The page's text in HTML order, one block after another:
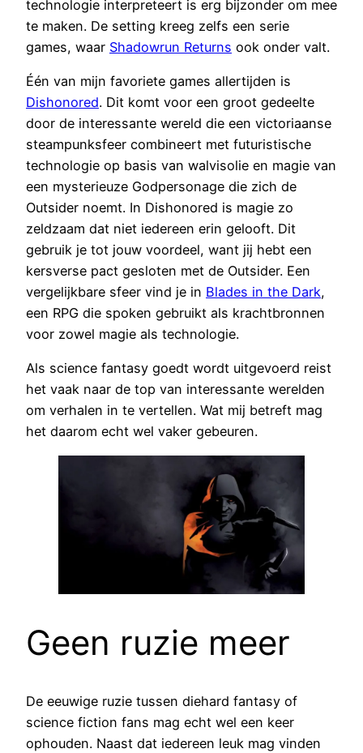
technologie interpreteert is erg bijzonder om mee
te maken. De setting kreeg zelfs een serie
games, waar Shadowrun Returns ook onder valt.
Één van mijn favoriete games allertijden is
Dishonored. Dit komt voor een groot gedeelte
door de interessante wereld die een victoriaanse
steampunksfeer combineert met futuristische
technologie op basis van walvisolie en magie van
een mysterieuze Godpersonage die zich de
Outsider noemt. In Dishonored is magie zo
zeldzaam dat niet iedereen erin gelooft. Dit
gebruik je tot jouw voordeel, want jij hebt een
kersverse pact gesloten met de Outsider. Een
vergelijkbare sfeer vind je in Blades in the Dark,
een RPG die spoken gebruikt als krachtbronnen
voor zowel magie als technologie.
Als science fantasy goedt wordt uitgevoerd reist
het vaak naar de top van interessante werelden
om verhalen in te vertellen. Wat mij betreft mag
het daarom echt wel vaker gebeuren.
Geen ruzie meer
De eeuwige ruzie tussen diehard fantasy of
science fiction fans mag echt wel een keer
ophouden. Naast dat iedereen leuk mag vinden